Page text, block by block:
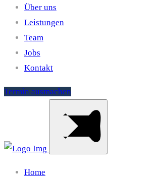
Über uns
Leistungen
Team
Jobs
Kontakt
Termin ausmachen
Home